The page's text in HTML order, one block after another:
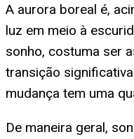
A aurora boreal é,
luz em meio à
sonho, costuma ser
transição
mudança tem uma
De maneira geral,